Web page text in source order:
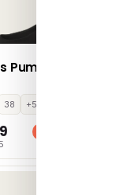
Pumps –
38
+5